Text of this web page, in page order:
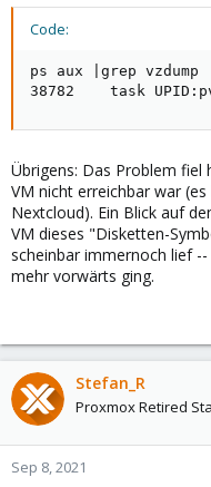
Code:
ps aux |grep vzdump
38782    task
Übrigens: Das Problem fiel
VM nicht erreichbar war
Nextcloud). Ein Blick auf
VM dieses "Disketten-
scheinbar immernoch lief
mehr vorwärts ging.
Stefan_R
Proxmox Retired
Sep 8, 2021